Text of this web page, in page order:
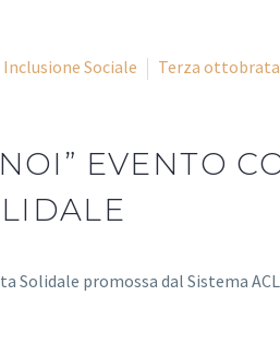
Inclusione Sociale Terza
EVENTO
Solidale promossa dal Sistema